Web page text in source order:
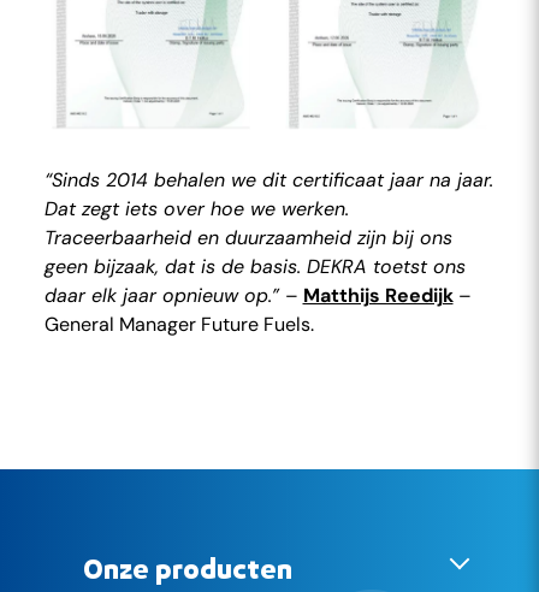
“Sinds 2014 behalen we dit certificaat jaar na jaar.
Dat zegt iets over hoe we werken.
Traceerbaarheid en duurzaamheid zijn bij ons
geen bijzaak, dat is de basis. DEKRA toetst ons
daar elk jaar opnieuw op.” – Matthijs Reedijk–
General Manager Future Fuels.
Onze producten